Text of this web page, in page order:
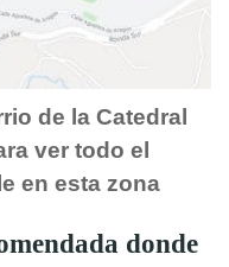
de la Catedral
ver todo el
en esta zona
donde